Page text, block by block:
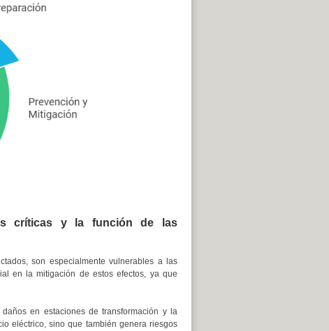
críticas y la función de las
son especialmente vulnerables a las
en la mitigación de estos efectos, ya que
en estaciones de transformación y la
eléctrico, sino que también genera riesgos